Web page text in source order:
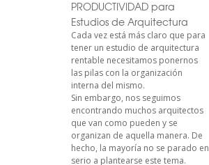
PRODUCTIVIDAD para
Estudios de Arquitectura
Cada vez está más claro que para
tener un estudio de arquitectura
rentable necesitamos ponernos
las pilas con la organización
interna del mismo.
Sin embargo, nos seguimos
encontrando muchos arquitectos
que van como pueden y se
organizan de aquella manera. De
hecho, la mayoría no se parado en
serio a plantearse este tema.